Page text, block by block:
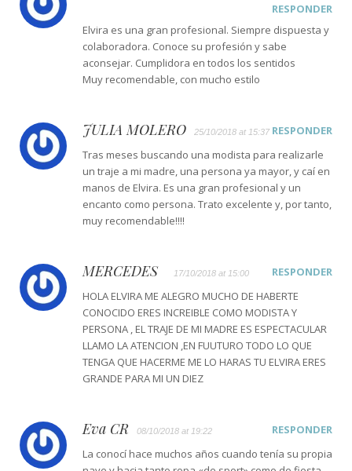
RESPONDER
Elvira es una gran profesional. Siempre dispuesta y
colaboradora. Conoce su profesión y sabe
aconsejar. Cumplidora en todos los sentidos
Muy recomendable, con mucho estilo
JULIA MOLERO 25/10/2018 at 15:37 RESPONDER
Tras meses buscando una modista para realizarle
un traje a mi madre, una persona ya mayor, y caí en
manos de Elvira. Es una gran profesional y un
encanto como persona. Trato excelente y, por tanto,
muy recomendable!!!!
MERCEDES 17/10/2018 at 15:00
RESPONDER
HOLA ELVIRA ME ALEGRO MUCHO DE HABERTE
CONOCIDO ERES INCREIBLE COMO MODISTA Y
PERSONA , EL TRAJE DE MI MADRE ES ESPECTACULAR
LLAMO LA ATENCION ,EN FUUTURO TODO LO QUE
TENGA QUE HACERME ME LO HARAS TU ELVIRA ERES
GRANDE PARA MI UN DIEZ
Eva CR 08/10/2018 at 19:22
RESPONDER
La conocí hace muchos años cuando tenía su propia